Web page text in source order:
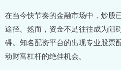
在当今快节奏的金融市场中，炒股
途径。然而，资金不足往往成为阻
碍。知名配资平台的出现专业股票
动财富杠杆的绝佳机会。